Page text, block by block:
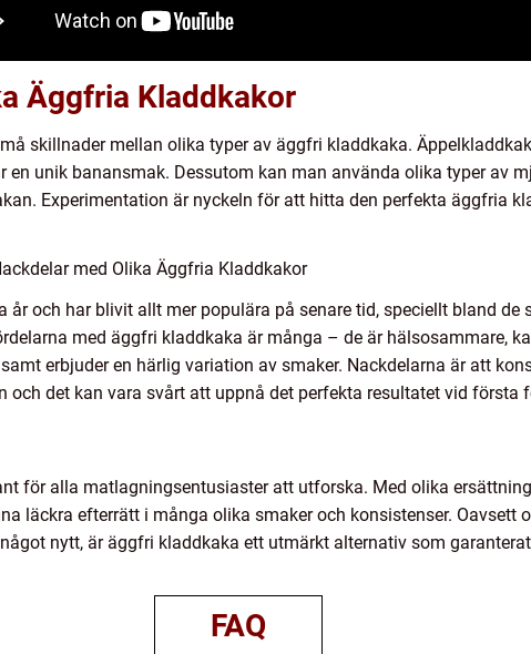
Äggfria Kladdkakor
skillnader mellan olika typer av äggfri kladdkaka.
unik banansmak. Dessutom kan man använda olika typer av
Experimentation är nyckeln för att hitta den perfekta äggfria
med Olika Äggfria Kladdkakor
och har blivit allt mer populära på senare tid, speciellt bland de
med äggfri kladdkaka är många – de är hälsosammare,
erbjuder en härlig variation av smaker. Nackdelarna är att
det kan vara svårt att uppnå det perfekta resultatet vid första
för alla matlagningsentusiaster att utforska. Med olika
läckra efterrätt i många olika smaker och konsistenser. Oavsett
nytt, är äggfri kladdkaka ett utmärkt alternativ som
FAQ